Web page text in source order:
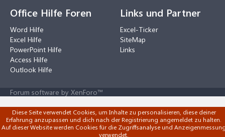
Office Hilfe Foren
Word Hilfe
Excel Hilfe
PowerPoint Hilfe
Access Hilfe
Outlook Hilfe
Links und Partner
Excel-Ticker
SiteMap
Links
Forum software by XenForo™
Diese Seite verwendet Cookies, um Inhalte zu personalisieren, diese deiner
Erfahrung anzupassen und dich nach der Registrierung angemeldet zu halten.
Auf dieser Website werden Cookies für die Zugriffsanalyse und
verwendet.